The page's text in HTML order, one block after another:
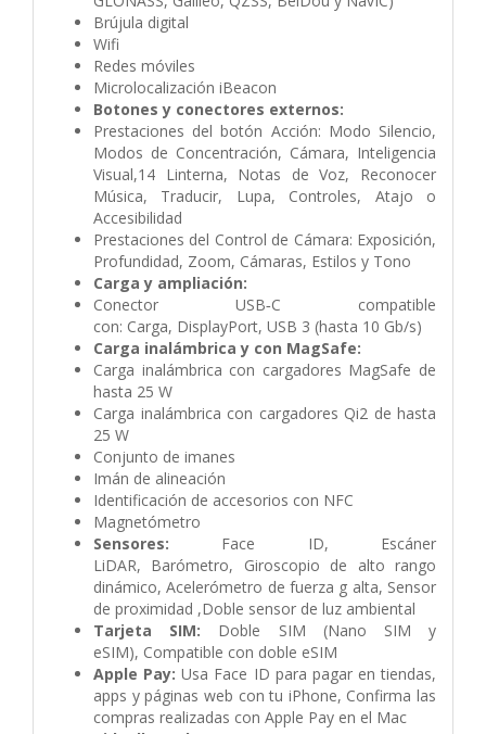
Brújula digital
Wifi
Redes móviles
Microlocalización iBeacon
Botones y conectores externos:
Prestaciones del botón Acción: Modo Silencio,
Modos de Concentración, Cámara, Inteligencia
Visual,14 Linterna, Notas de Voz, Reconocer
Música, Traducir, Lupa, Controles, Atajo o
Accesibilidad
Prestaciones del Control de Cámara: Exposición,
Profundidad, Zoom, Cámaras, Estilos y Tono
Carga y ampliación:
Conector USB‑C compatible
con: Carga, DisplayPort, USB 3 (hasta 10 Gb/s)
Carga inalámbrica y con MagSafe:
Carga inalámbrica con cargadores MagSafe de
hasta 25 W
Carga inalámbrica con cargadores Qi2 de hasta
25 W
Conjunto de imanes
Imán de alineación
Identificación de accesorios con NFC
Magnetómetro
Sensores:
Face ID, Escáner
LiDAR, Barómetro, Giroscopio de alto rango
dinámico,Acelerómetro de fuerza g alta, Sensor
de proximidad ,Doble sensor de luz ambiental
Tarjeta SIM: Doble SIM (Nano SIM y
eSIM), Compatible con doble eSIM
Apple Pay: Usa Face ID para pagar en tiendas,
apps y páginas web con tu iPhone, Confirma las
compras realizadas con Apple Pay en el Mac